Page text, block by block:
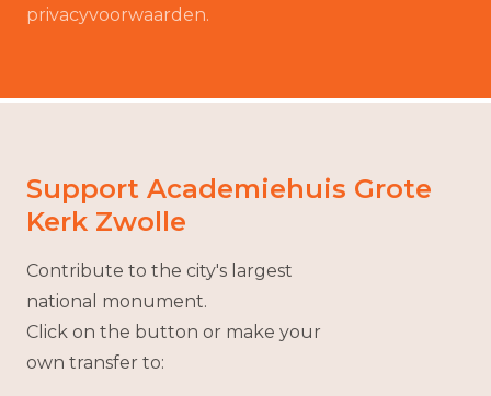
privacyvoorwaarden.
Support Academiehuis Grote
Kerk Zwolle
Contribute to the city's largest
national monument.
Click on the button or make your
own transfer to: